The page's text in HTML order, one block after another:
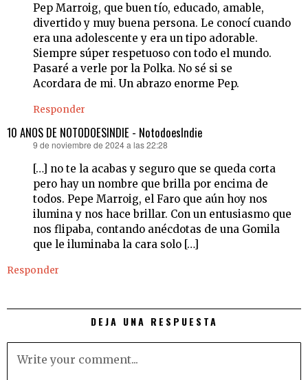
Pep Marroig, que buen tío, educado, amable,
divertido y muy buena persona. Le conocí cuando
era una adolescente y era un tipo adorable.
Siempre súper respetuoso con todo el mundo.
Pasaré a verle por la Polka. No sé si se
Acordara de mi. Un abrazo enorme Pep.
Responder
10 AÑOS DE NOTODOESINDIE - NotodoesIndie
9 de noviembre de 2024 a las 22:28
[…] no te la acabas y seguro que se queda corta
pero hay un nombre que brilla por encima de
todos. Pepe Marroig, el Faro que aún hoy nos
ilumina y nos hace brillar. Con un entusiasmo que
nos flipaba, contando anécdotas de una Gomila
que le iluminaba la cara solo […]
Responder
DEJA UNA RESPUESTA